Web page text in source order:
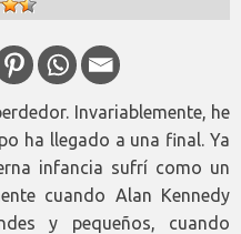
Invariablemente, he
ha llegado a una final. Ya
infancia sufrí como un
cuando Alan Kennedy
y pequeños, cuando